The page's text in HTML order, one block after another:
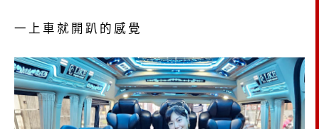
一上車就開趴的感覺